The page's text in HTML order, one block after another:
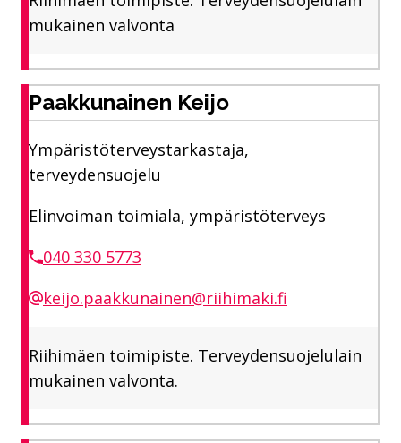
mukainen valvonta
Paakkunainen Keijo
Ympäristöterveystarkastaja,
terveydensuojelu
Elinvoiman toimiala, ympäristöterveys
040 330 5773
keijo.paakkunainen@riihimaki.fi
Riihimäen toimipiste. Terveydensuojelulain
mukainen valvonta.